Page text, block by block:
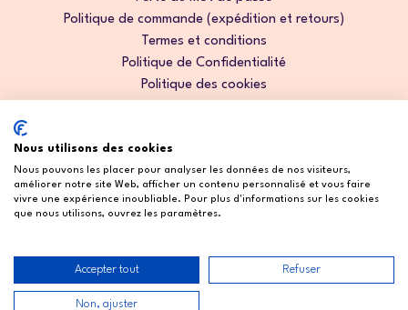
Politique de commande (expédition et retours)
Termes et conditions
Politique de Confidentialité
Politique des cookies
Droits d'auteur © 2026 Cosmetic2Go. Tous droits réservés.
Nous utilisons des cookies
Nous pouvons les placer pour analyser les données de nos visiteurs,
améliorer notre site Web, afficher un contenu personnalisé et vous faire
vivre une expérience inoubliable. Pour plus d'informations sur les cookies
que nous utilisons, ouvrez les paramètres.
Accepter tout Refuser
Non, ajuster